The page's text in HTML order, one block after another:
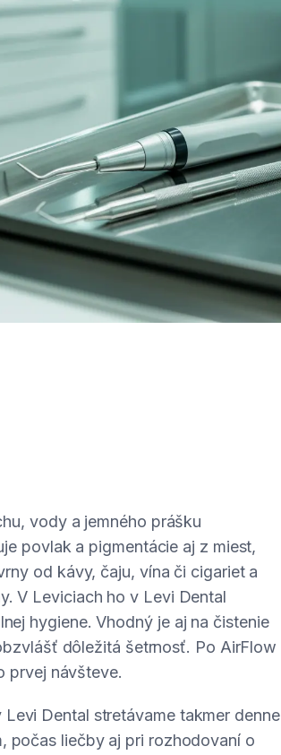
vody a jemného prášku
povlak a pigmentácie aj z miest,
od kávy, čaju, vína či cigariet a
V Leviciach ho v Levi Dental
hygiene. Vhodný je aj na čistenie
dôležitá šetrnosť. Po AirFlow
prvej návšteve.
Levi Dental stretávame takmer denne
počas liečby aj pri rozhodovaní o